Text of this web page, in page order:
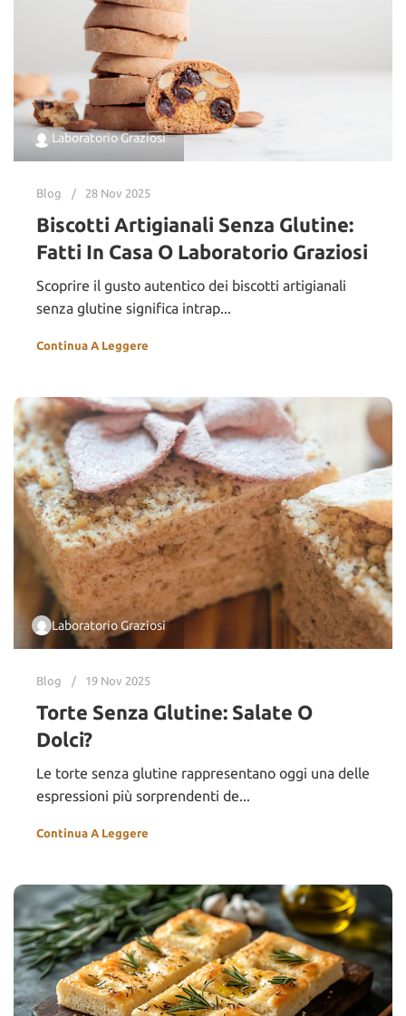
Laboratorio Graziosi
Blog 28 Nov 2025
Biscotti Artigianali Senza Glutine:
Fatti In Casa O Laboratorio Graziosi
Scoprire il gusto autentico dei biscotti artigianali
senza glutine significa intrap...
Continua A Leggere
Laboratorio Graziosi
Blog 19 Nov 2025
Torte Senza Glutine: Salate O
Dolci?
Le torte senza glutine rappresentano oggi una delle
espressioni più sorprendenti de...
Continua A Leggere